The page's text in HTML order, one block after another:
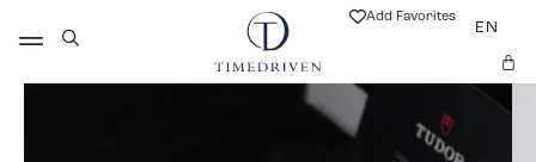
Add Favorites
EN